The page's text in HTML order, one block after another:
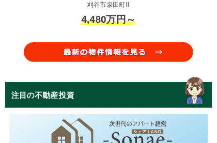
刈谷市泉田町II
4,480万円～
注目の不動産投資